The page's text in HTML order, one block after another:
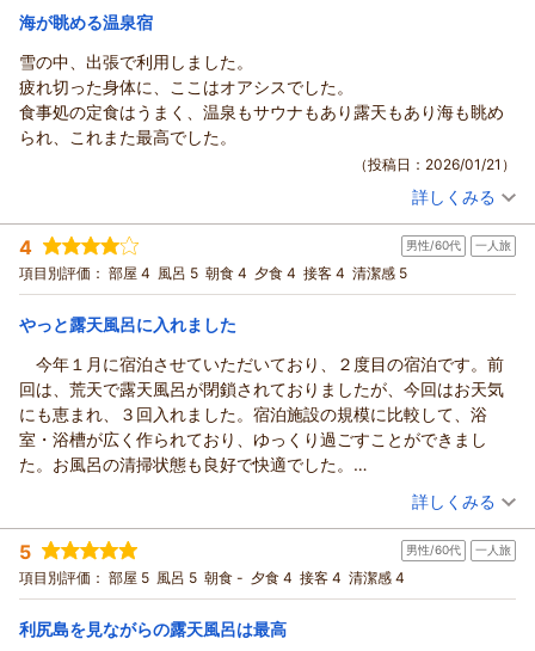
宿泊価格帯： 9,001～10,000円(大人一人あたり/税込)
海が眺める温泉宿
雪の中、出張で利用しました。
疲れ切った身体に、ここはオアシスでした。
食事処の定食はうまく、温泉もサウナもあり露天もあり海も眺め
られ、これまた最高でした。
（投稿日：2026/01/21）
投稿者： こうさん(男性/30代)
宿泊プラン： 【素泊まりプラン】気軽に滞在！日本海を一望する温泉露天風
呂でリフレッシュ♪
ツイン 食事なし
宿泊価格帯： 6,001～7,000円(大人一人あたり/税込)
詳しくみる
4 男性/60代 一人旅
項目別評価： 部屋 4 風呂 5 朝食 4 夕食 4 接客 4 清潔感 5
やっと露天風呂に入れました
今年１月に宿泊させていただいており、２度目の宿泊です。前
回は、荒天で露天風呂が閉鎖されておりましたが、今回はお天気
にも恵まれ、３回入れました。宿泊施設の規模に比較して、浴
室・浴槽が広く作られており、ゆっくり過ごすことができまし
た。お風呂の清掃状態も良好で快適でした。
食事は美味しく、おかずの量も多いのですが、ごはんが少し足
りない感じです（夕食も、朝食も）。お櫃を置いておく、御替わ
りができるとよいと思いました。
こちらの施設に限ったことではありませんが、部屋の明かりが
少し暗めです（テーブルやベッドなどのライトを全部点けて
適に過ごせました。ありがとうございました。機会があればま
（投稿日：2025/12/02）
宿泊時期： 2025年11月宿泊 (一人旅)
投稿者： あっちゃんさん
宿泊プラン： 【2食付/スタンダードプラン】見渡す限りの海岸線！日本海の
絶景と温泉露天風呂をリーズナブルに満喫
ツイン 朝・夕
宿泊価格帯： 10,001～11,000円(大人一人あたり/税込)
詳しくみる
5 男性/60代 一人旅
項目別評価： 部屋 5 風呂 5 朝食 - 夕食 4 接客 4 清潔感 4
利尻島を見ながらの露天風呂は最高